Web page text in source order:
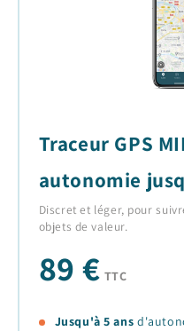
Traceur GPS
autonomie
Discret et léger, pour
objets de valeur.
89 € TTC
Jusqu'à 5 ans